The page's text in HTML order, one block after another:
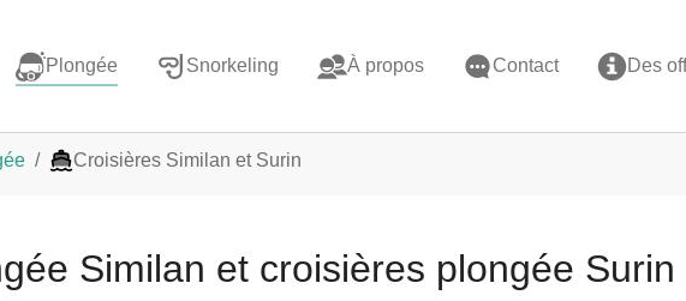
Plongée Snorkeling À propos Contact Des
Croisières Similan et Surin
Similan et croisières plongée Surin